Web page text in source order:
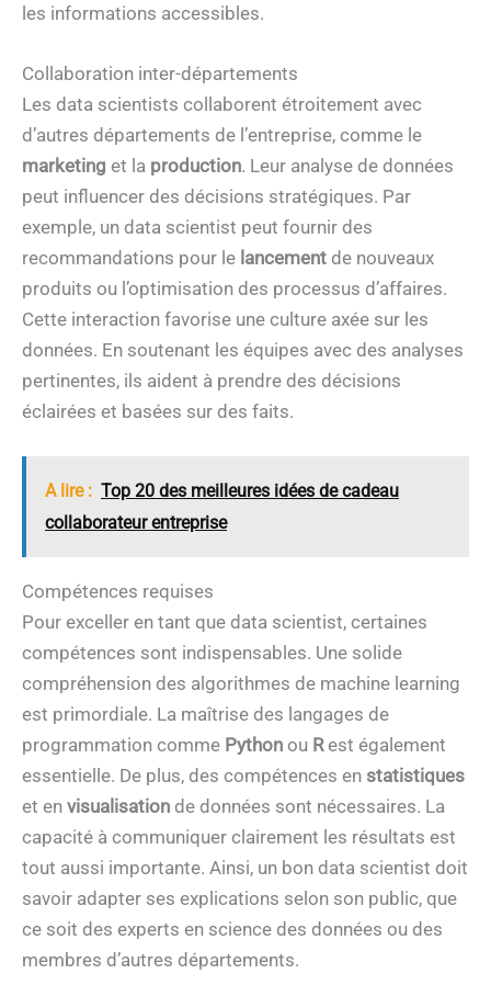
les informations accessibles.
Collaboration inter-départements
Les data scientists collaborent étroitement avec
d’autres départements de l’entreprise, comme le
marketing et la production. Leur analyse de données
peut influencer des décisions stratégiques. Par
exemple, un data scientist peut fournir des
recommandations pour le lancement de nouveaux
produits ou l’optimisation des processus d’affaires.
Cette interaction favorise une culture axée sur les
données. En soutenant les équipes avec des analyses
pertinentes, ils aident à prendre des décisions
éclairées et basées sur des faits.
A lire : Top 20 des meilleures idées de cadeau
collaborateur entreprise
Compétences requises
Pour exceller en tant que data scientist, certaines
compétences sont indispensables. Une solide
compréhension des algorithmes de machine learning
est primordiale. La maîtrise des langages de
programmation comme Python ou Rest également
essentielle. De plus, des compétences en statistiques
et en visualisation de données sont nécessaires. La
capacité à communiquer clairement les résultats est
tout aussi importante. Ainsi, un bon data scientist doit
savoir adapter ses explications selon son public, que
ce soit des experts en science des données ou des
membres d’autres départements.